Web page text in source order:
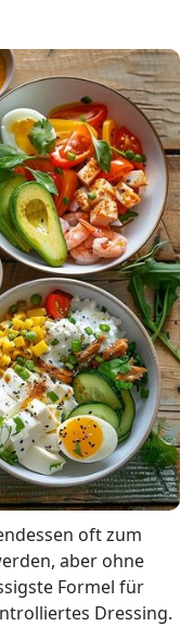
oft zum
aber ohne
Formel für
Dressing.